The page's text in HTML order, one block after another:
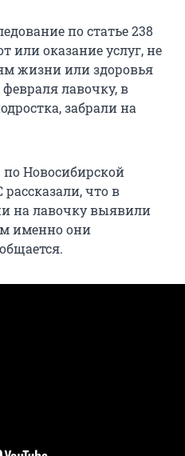
по статье 238
или оказание услуг, не
жизни или здоровья
лавочку, в
забрали на
Новосибирской
что в
на лавочку выявили
именно они